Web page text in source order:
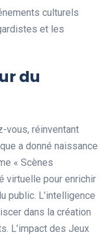
culturels
et les
du
vous, réinventant
a donné naissance
« Scènes
virtuelle pour enrichir
public. L’intelligence
dans la création
L’impact des Jeux